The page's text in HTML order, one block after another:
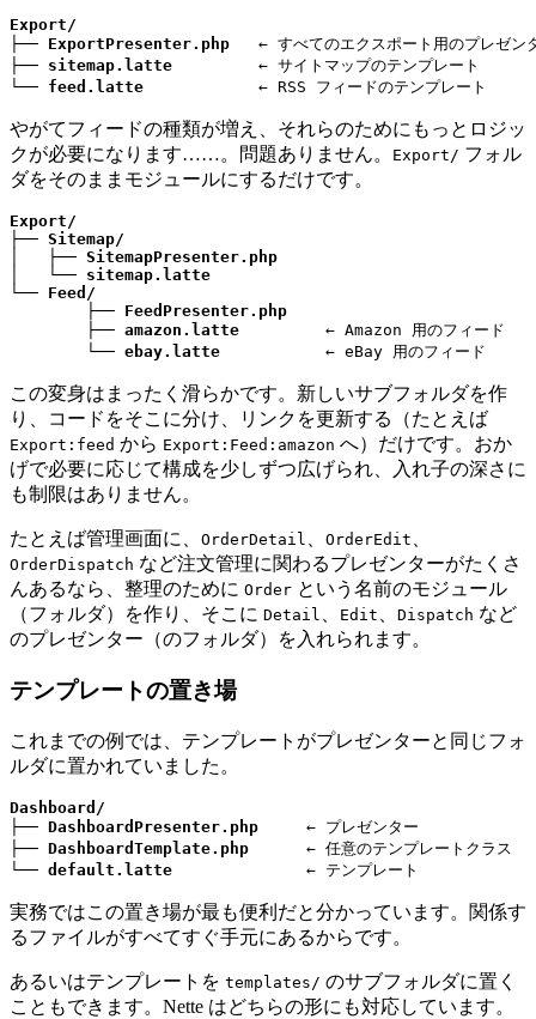
Export/
├── ExportPresenter.php
← すべてのエクスポート用のプレゼン
├── sitemap.latte
         ← サイトマップのテンプレート
└── feed.latte
            ← RSS フィードのテンプレート
やがてフィードの種類が増え、それらのためにもっとロジッ
クが必要になります……。問題ありません。
Export/ フォル
ダをそのままモジュールにするだけです。
Export/
├── Sitemap/
│   ├── SitemapPresenter.php
│   └── sitemap.latte
└── Feed/
	├──
FeedPresenter.php
	├──
amazon.latte
         ← Amazon 用のフィード
	└──
ebay.latte
           ← eBay 用のフィード
この変身はまったく滑らかです。新しいサブフォルダを作
り、コードをそこに分け、リンクを更新する（たとえば
Export:feed から Export:Feed:amazon へ）だけです。おか
げで必要に応じて構成を少しずつ広げられ、入れ子の深さに
も制限はありません。
たとえば管理画面に、 OrderDetail OrderEdit
OrderDispatch など注文管理に関わるプレゼンターがたくさ
んあるなら、整理のために Order という名前のモジュール
（フォルダ）を作り、そこに Detail Edit Dispatch など
のプレゼンター（のフォルダ）を入れられます。
テンプレートの置き場
これまでの例では、テンプレートがプレゼンターと同じフォ
ルダに置かれていました。
Dashboard/
├── DashboardPresenter.php
     ← プレゼンター
├── DashboardTemplate.php
      ← 任意のテンプレートクラス
└── default.latte
              ← テンプレート
実務ではこの置き場が最も便利だと分かっています。関係す
るファイルがすべてすぐ手元にあるからです。
あるいはテンプレートを templates/ のサブフォルダに置く
こともできます。Nette はどちらの形にも対応しています。